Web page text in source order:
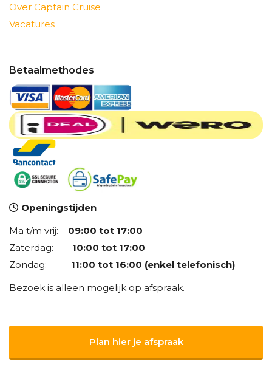
Over Captain Cruise
Vacatures
Betaalmethodes
Openingstijden
Ma t/m vrij: 09:00 tot 17:00
Zaterdag: 10:00 tot 17:00
Zondag: 11:00 tot 16:00 (enkel telefonisch)
Bezoek is alleen mogelijk op afspraak.
Plan hier je afspraak